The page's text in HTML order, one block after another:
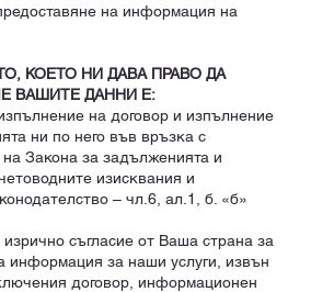
на информация на
КОЕТО НИ ДАВА ПРАВО ДА
ВАШИТЕ ДАННИ Е:
на договор и изпълнение
ни по него във връзка с
на Закона за задълженията и
изисквания и
– чл.6, ал.1, б. «б»
изрично съгласие от Ваша страна за
информация за наши услуги, извън
договор, информационен